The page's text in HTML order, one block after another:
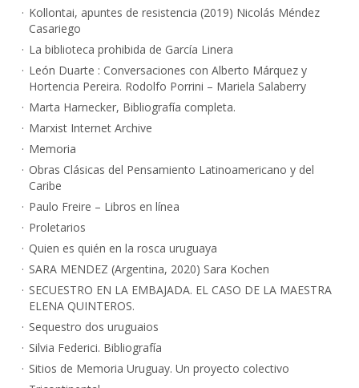
Kollontai, apuntes de resistencia (2019) Nicolás Méndez
Casariego
La biblioteca prohibida de García Linera
León Duarte : Conversaciones con Alberto Márquez y
Hortencia Pereira. Rodolfo Porrini – Mariela Salaberry
Marta Harnecker, Bibliografía completa.
Marxist Internet Archive
Memoria
Obras Clásicas del Pensamiento Latinoamericano y del
Caribe
Paulo Freire – Libros en línea
Proletarios
Quien es quién en la rosca uruguaya
SARA MENDEZ (Argentina, 2020) Sara Kochen
SECUESTRO EN LA EMBAJADA. EL CASO DE LA MAESTRA
ELENA QUINTEROS.
Sequestro dos uruguaios
Silvia Federici. Bibliografía
Sitios de Memoria Uruguay. Un proyecto colectivo